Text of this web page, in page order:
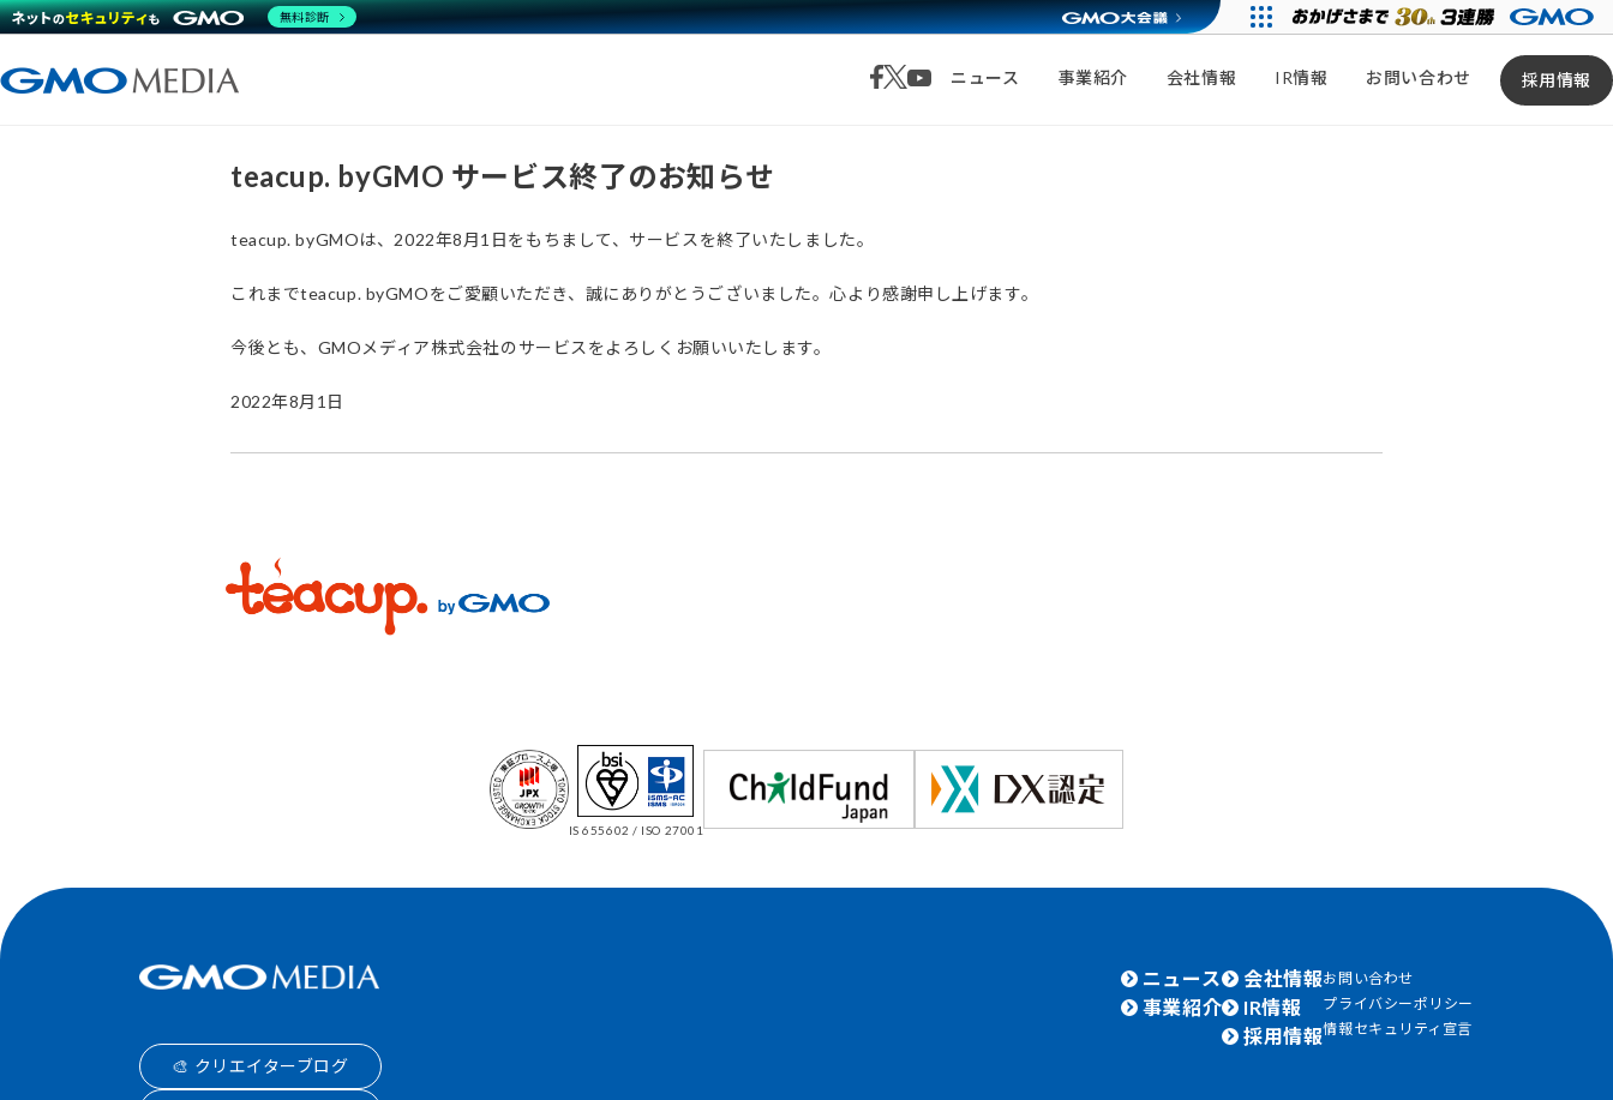
ニュース 事業紹介 会社情報 IR情報 お問い合わせ 採用情報
teacup. byGMO サービス終了のお知らせ
teacup. byGMOは、2022年8月1日をもちまして、サービスを終了いたしました。
これまでteacup. byGMOをご愛顧いただき、誠にありがとうございました。心より感謝申し上げます。
今後とも、GMOメディア株式会社のサービスをよろしくお願いいたします。
2022年8月1日
IS 655602 / ISO 27001
🎨 クリエイターブログ
ニュース
事業紹介
会社情報
IR情報
採用情報
お問い合わせ
プライバシーポリシー
情報セキュリティ宣言
無料診断